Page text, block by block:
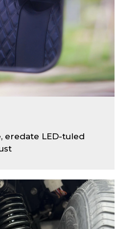
eredate LED-tuled